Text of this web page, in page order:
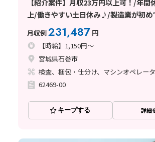
上/働きやすい土日休み♪/製造業が初め
迎です★
月収例231,487 円
【時給】1,150円～
宮城県石巻市
62469-00
キープする 詳細